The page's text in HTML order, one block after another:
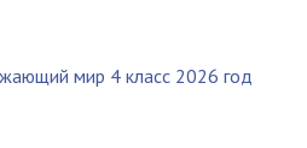
мир 4 класс 2026 год